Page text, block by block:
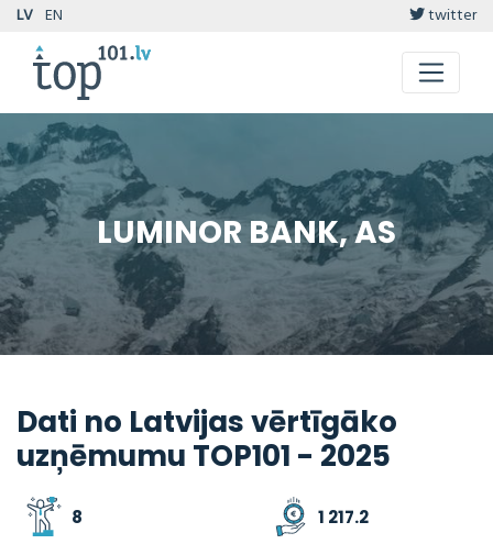
LV EN twitter
LUMINOR BANK, AS
Dati no Latvijas vērtīgāko
uzņēmumu TOP101 - 2025
8 1 217.2